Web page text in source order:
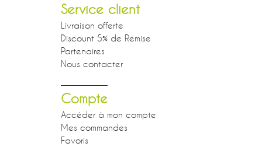
Service client
Livraison offerte
Discount 5% de Remise
Partenaires
Nous contacter
Compte
Accéder à mon compte
Mes commandes
Favoris